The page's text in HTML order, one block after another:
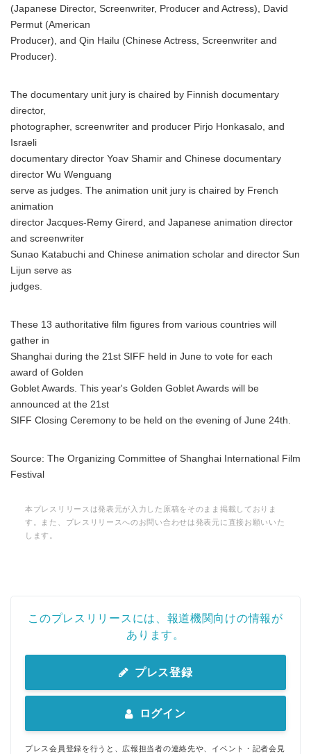
(Japanese Director, Screenwriter, Producer and Actress), David
Permut (American
Producer), and Qin Hailu (Chinese Actress, Screenwriter and
Producer).
The documentary unit jury is chaired by Finnish documentary
director,
photographer, screenwriter and producer Pirjo Honkasalo, and
Israeli
documentary director Yoav Shamir and Chinese documentary
director Wu Wenguang
serve as judges. The animation unit jury is chaired by French
animation
director Jacques-Remy Girerd, and Japanese animation director
and screenwriter
Sunao Katabuchi and Chinese animation scholar and director Sun
Lijun serve as
judges.
These 13 authoritative film figures from various countries will
gather in
Shanghai during the 21st SIFF held in June to vote for each
award of Golden
Goblet Awards. This year's Golden Goblet Awards will be
announced at the 21st
SIFF Closing Ceremony to be held on the evening of June 24th.
Source: The Organizing Committee of Shanghai International Film
Festival
本プレスリリースは発表元が入力した原稿をそのまま掲載しておりま
す。また、プレスリリースへのお問い合わせは発表元に直接お願いいた
します。
このプレスリリースには、報道機関向けの情報が
あります。
プレス登録
ログイン
プレス会員登録を行うと、広報担当者の連絡先や、イベント・記者会見